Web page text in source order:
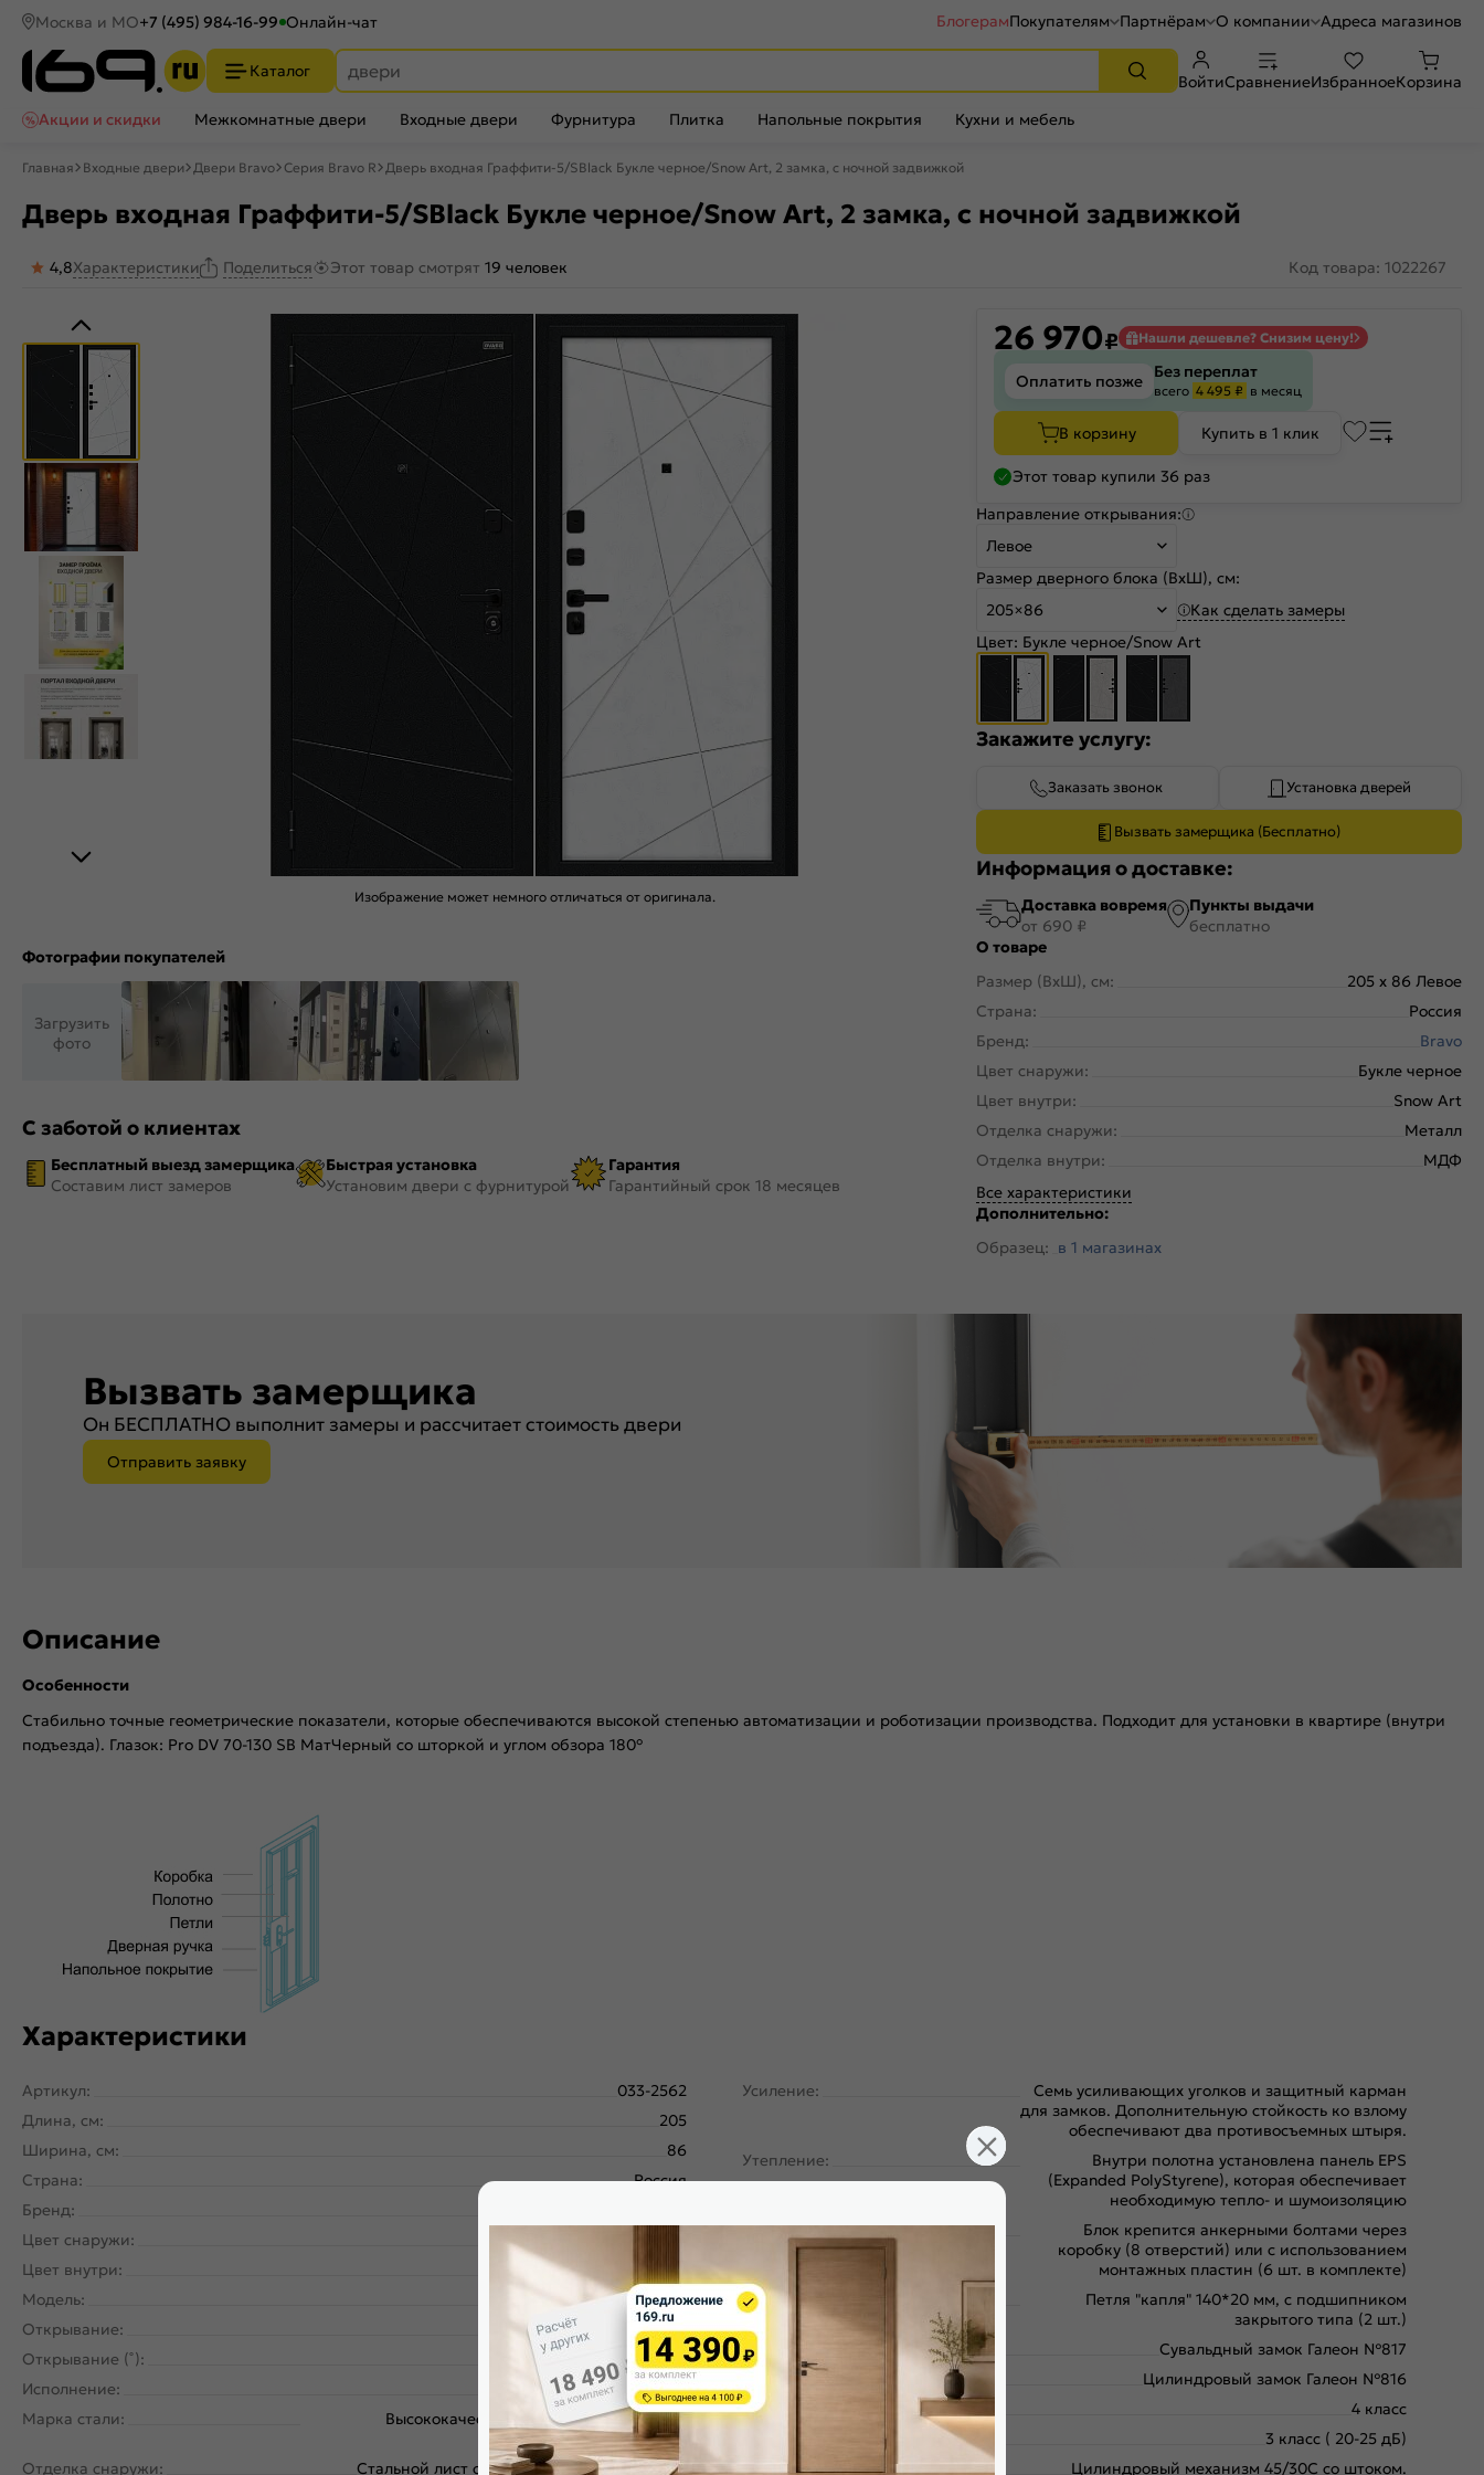
Москва и МО+7 (495) 984-16-99 Онлайн-чат БлогерамПокупателям Партнёрам О компании Адреса магазинов
Каталог
ВойтиСравнениеИзбранноеКорзина
Акции и скидки
Межкомнатные двери Входные двери Фурнитура Плитка Напольные покрытия Кухни и мебель
Главная Входные двери Двери Bravo Серия Bravo R Дверь входная Граффити-5/SBlack Букле черное/Snow Art, 2 замка, с ночной задвижкой
Дверь входная Граффити-5/SBlack Букле черное/Snow Art, 2 замка, с ночной задвижкой
4,8Характеристики Поделиться Этот товар смотрят 19 человек Код товара: 1022267
Изображение может немного отличаться от оригинала.
Фотографии покупателей
Загрузить
фото
С заботой о клиентах
Бесплатный выезд замерщика
Составим лист замеров
Быстрая установка
Установим двери с фурнитурой
Гарантия
Гарантийный срок 18 месяцев
26 970₽ Нашли дешевле? Снизим цену!
Оплатить позже Без переплат
всего 4 495 ₽ в месяц
В корзину Купить в 1 клик
Этот товар купили 36 раз
Направление открывания:
Левое
Размер дверного блока (ВхШ), см:
205×86
Как сделать замеры
Цвет: Букле черное/Snow Art
Закажите услугу:
Заказать звонок Установка дверей
Вызвать замерщика (Бесплатно)
Информация о доставке:
Доставка вовремя
от 690 ₽
Пункты выдачи
бесплатно
О товаре
Размер (ВхШ), см:
205 x 86 Левое
Страна:
Россия
Бренд:
Bravo
Цвет снаружи:
Букле черное
Цвет внутри:
Snow Art
Отделка снаружи:
Металл
Отделка внутри:
МДФ
Все характеристики
Дополнительно:
Образец: в 1 магазинах
Вызвать замерщика
Он БЕСПЛАТНО выполнит замеры и рассчитает стоимость двери
Отправить заявку
Описание
Особенности
Стабильно точные геометрические показатели, которые обеспечиваются высокой степенью автоматизации и роботизации производства. Подходит для установки в квартире (внутри
подъезда). Глазок: Pro DV 70-130 SB МатЧерный со шторкой и углом обзора 180°
Характеристики
Артикул:
033-2562
Длина, см:
205
Ширина, см:
86
Страна:
Россия
Бренд:
Цвет снаружи:
Цвет внутри:
Snow Art
Модель:
Граффити-5/SBlack
Открывание:
Левое
Открывание (˚):
180
Исполнение:
Панель-металл
Марка стали:
Высококачественная конструкционная
углеродистая сталь (08пс).
Отделка снаружи:
Стальной лист с декоративным тиснением
Усиление:
Семь усиливающих уголков и защитный карман
для замков. Дополнительную стойкость ко взлому
обеспечивают два противосъемных штыря.
Утепление:
Внутри полотна установлена панель EPS
(Expanded PolyStyrene), которая обеспечивает
необходимую тепло- и шумоизоляцию
Крепление:
Блок крепится анкерными болтами через
коробку (8 отверстий) или с использованием
монтажных пластин (6 шт. в комплекте)
Петли:
Петля "капля" 140*20 мм, с подшипником
закрытого типа (2 шт.)
Верхний замок:
Сувальдный замок Галеон №817
Нижний замок:
Цилиндровый замок Галеон №816
Класс замка:
4 класс
Класс шумоизоляции:
3 класс ( 20-25 дБ)
Цилиндр:
Цилиндровый механизм 45/30С со штоком.